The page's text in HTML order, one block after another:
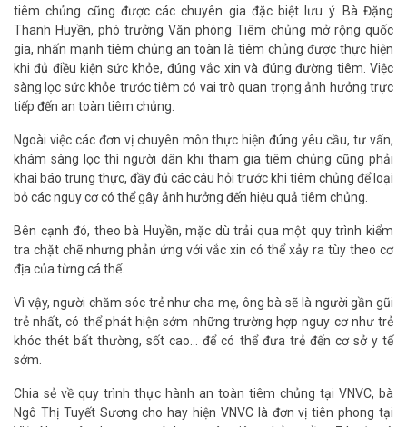
tiêm chủng cũng được các chuyên gia đặc biệt lưu ý. Bà Đặng
Thanh Huyền, phó trưởng Văn phòng Tiêm chủng mở rộng quốc
gia, nhấn mạnh tiêm chủng an toàn là tiêm chủng được thực hiện
khi đủ điều kiện sức khỏe, đúng vắc xin và đúng đường tiêm. Việc
sàng lọc sức khỏe trước tiêm có vai trò quan trọng ảnh hưởng trực
tiếp đến an toàn tiêm chủng.
Ngoài việc các đơn vị chuyên môn thực hiện đúng yêu cầu, tư vấn,
khám sàng lọc thì người dân khi tham gia tiêm chủng cũng phải
khai báo trung thực, đầy đủ các câu hỏi trước khi tiêm chủng để loại
bỏ các nguy cơ có thể gây ảnh hưởng đến hiệu quả tiêm chủng.
Bên cạnh đó, theo bà Huyền, mặc dù trải qua một quy trình kiểm
tra chặt chẽ nhưng phản ứng với vắc xin có thể xảy ra tùy theo cơ
địa của từng cá thể.
Vì vậy, người chăm sóc trẻ như cha mẹ, ông bà sẽ là người gần gũi
trẻ nhất, có thể phát hiện sớm những trường hợp nguy cơ như trẻ
khóc thét bất thường, sốt cao... để có thể đưa trẻ đến cơ sở y tế
sớm.
Chia sẻ về quy trình thực hành an toàn tiêm chủng tại VNVC, bà
Ngô Thị Tuyết Sương cho hay hiện VNVC là đơn vị tiên phong tại